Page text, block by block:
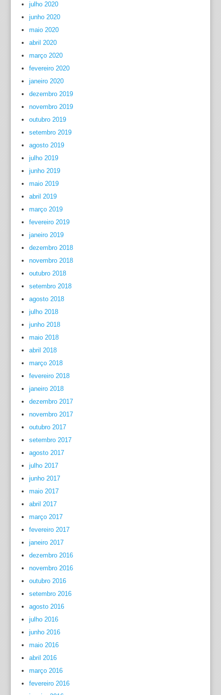
julho 2020
junho 2020
maio 2020
abril 2020
março 2020
fevereiro 2020
janeiro 2020
dezembro 2019
novembro 2019
outubro 2019
setembro 2019
agosto 2019
julho 2019
junho 2019
maio 2019
abril 2019
março 2019
fevereiro 2019
janeiro 2019
dezembro 2018
novembro 2018
outubro 2018
setembro 2018
agosto 2018
julho 2018
junho 2018
maio 2018
abril 2018
março 2018
fevereiro 2018
janeiro 2018
dezembro 2017
novembro 2017
outubro 2017
setembro 2017
agosto 2017
julho 2017
junho 2017
maio 2017
abril 2017
março 2017
fevereiro 2017
janeiro 2017
dezembro 2016
novembro 2016
outubro 2016
setembro 2016
agosto 2016
julho 2016
junho 2016
maio 2016
abril 2016
março 2016
fevereiro 2016